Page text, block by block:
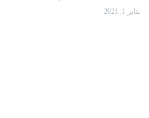
يناير 1, 2021